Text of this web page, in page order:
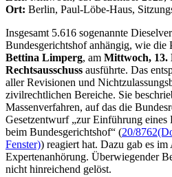
Ort: Berlin, Paul-Löbe-Haus,
Insgesamt 5.616 sogenannte
Bundesgerichtshof anhängig, wie die
Bettina Limperg, am Mittwoch, 13.
Rechtsausschuss ausführte. Das
aller Revisionen und
zivilrechtlichen Bereiche. Sie
Massenverfahren, auf das die
Gesetzentwurf „zur Einführung eines
beim Bundesgerichtshof“ (20/8762
Fenster)) reagiert hat. Dazu gab es
Expertenanhörung. Überwiegender
nicht hinreichend gelöst.